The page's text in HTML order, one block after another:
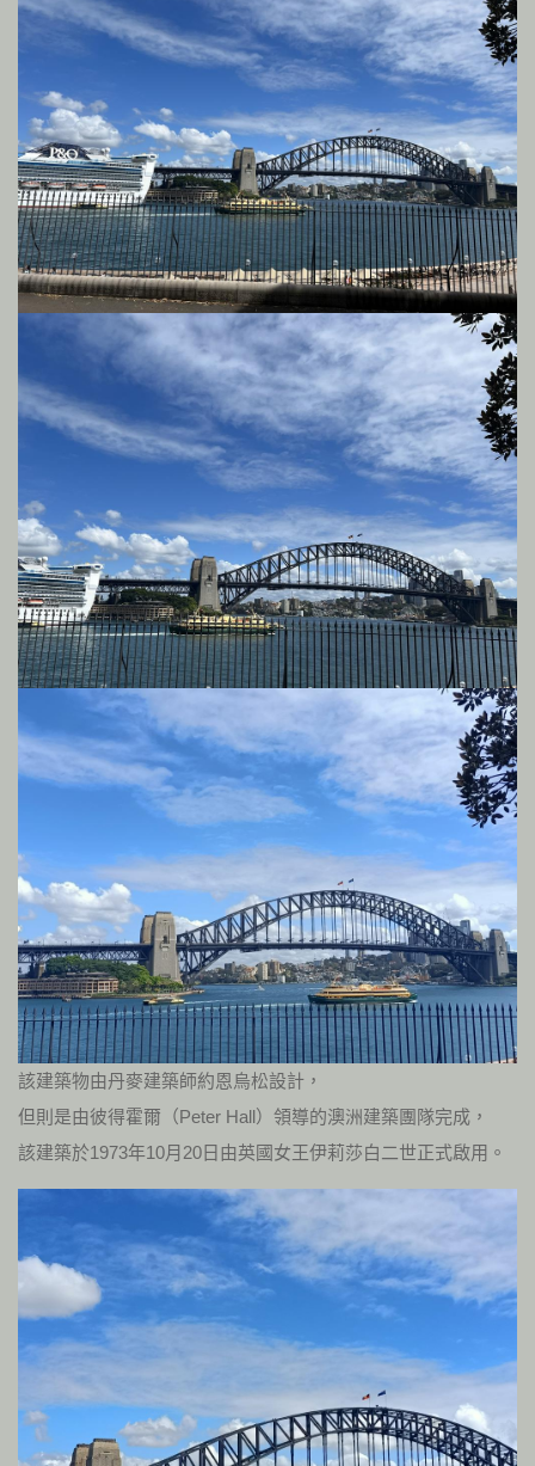
該建築物由丹麥建築師約恩烏松設計，
但則是由彼得霍爾（Peter Hall）領導的澳洲建築團隊完成，
該建築於1973年10月20日由英國女王伊莉莎白二世正式啟用。